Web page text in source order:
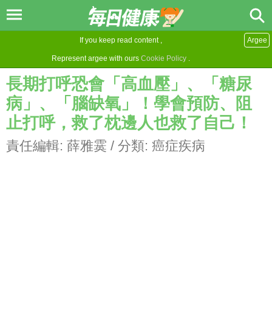
If you keep read content ,
Represent argee with ours Cookie Policy .
Argee
長期打呼恐會「高血壓」、「糖尿
病」、「腦缺氧」！學會預防、阻
止打呼，救了枕邊人也救了自己！
責任編輯: 薛雅霙 / 分類: 癌症疾病